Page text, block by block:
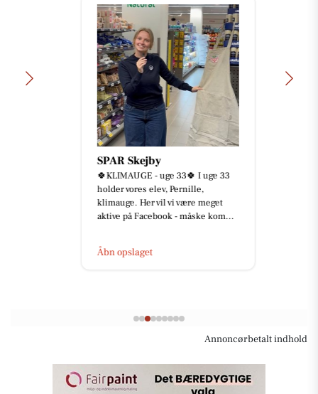
SPAR Skejby
🍀KLIMAUGE - uge 33🍀 I uge 33
holder vores elev, Pernille,
klimauge. Her vil vi være meget
aktive på Facebook - måske kom...
Åbn opslaget
Annoncørbetalt indhold